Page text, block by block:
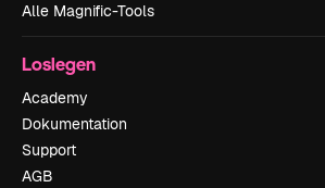
Alle Magnific-Tools
Loslegen
Academy
Dokumentation
Support
AGB